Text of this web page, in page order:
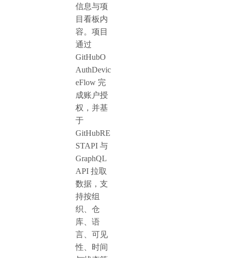
信息与项
目看板内
容。项目
通过
GitHubO
AuthDevic
eFlow 完
成账户授
权，并基
于
GitHubRE
STAPI 与
GraphQL
API 拉取
数据，支
持按组
织、仓
库、语
言、可见
性、时间